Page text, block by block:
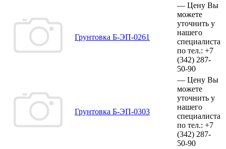
Грунтовка Б-ЭП-0261
— Цену Вы
можете
уточнить у
нашего
специалиста
по тел.: +7
(342) 287-
50-90
Грунтовка Б-ЭП-0303
— Цену Вы
можете
уточнить у
нашего
специалиста
по тел.: +7
(342) 287-
50-90